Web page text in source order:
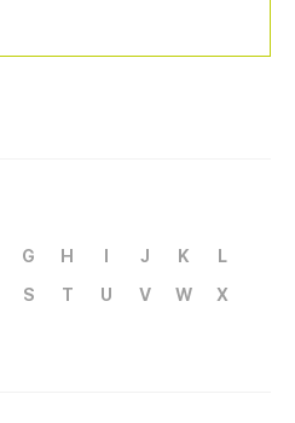
G H I J K
L
S T U V W
X